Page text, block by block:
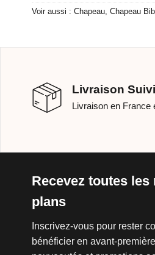
Voir aussi : Chapeau Chapeau
Livraison
Livraison en France
Recevez toutes les
plans
Inscrivez-vous pour rester
bénéficier en avant-